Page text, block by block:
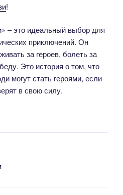
!
– это идеальный выбор для
приключений. Он
за героев, болеть за
Это история о том, что
могут стать героями, если
в свою силу.